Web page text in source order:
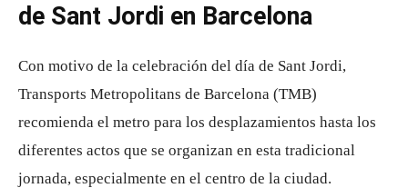
de Sant Jordi en Barcelona
Con motivo de la celebración del día de Sant Jordi,
Transports Metropolitans de Barcelona (TMB)
recomienda el metro para los desplazamientos hasta los
diferentes actos que se organizan en esta tradicional
jornada, especialmente en el centro de la ciudad.